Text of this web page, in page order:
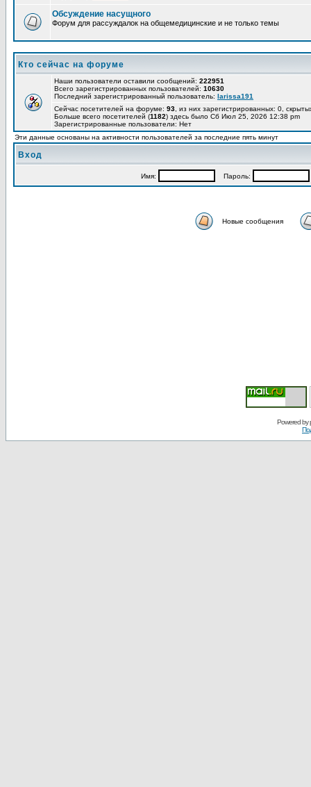
Обсуждение насущного
Форум для рассуждалок на общемедицинские и не только темы
Кто сейчас на форуме
Наши пользователи оставили сообщений: 222951
Всего зарегистрированных пользователей: 10630
Последний зарегистрированный пользователь: larissa191
Сейчас посетителей на форуме: 93 , из них зарегистрированных: 0,
Больше всего посетителей (1182) здесь было Сб Июл 25, 2026 12:38 pm
Зарегистрированные пользователи: Нет
Эти данные основаны на активности пользователей за последние пять минут
Вход
Имя: Пароль:
Новые сообщения
Powered by